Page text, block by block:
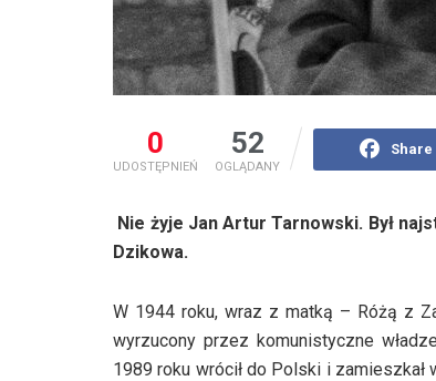
0
UDOSTĘPNIEŃ
52
OGLĄDANY
Share
Nie żyje Jan Artur Tarnowski. Był
Dzikowa.
W 1944 roku, wraz z matką – Różą z
wyrzucony przez komunistyczne
1989 roku wrócił do Polski i zamieszkał